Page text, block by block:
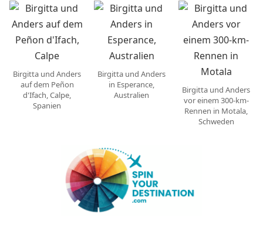
Birgitta und Anders
auf dem Peñon
d'Ifach, Calpe,
Spanien
Birgitta und Anders
in Esperance,
Australien
Birgitta und Anders
vor einem 300-km-
Rennen in Motala,
Schweden